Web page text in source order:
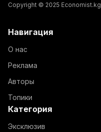
Copyright © 2025 Economist.kg
Навигация
О нас
Реклама
Авторы
Топики
Категория
Эксклюзив